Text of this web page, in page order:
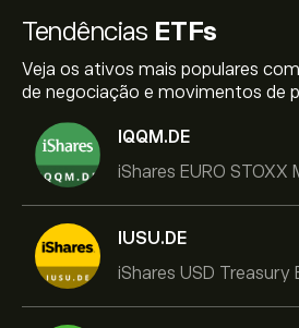
Tendências ETFs
Veja os ativos mais populares
de negociação e movimentos de
IQQM.DE
IUSU.DE